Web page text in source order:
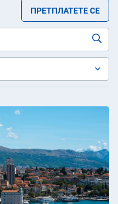
ПРЕТПЛАТЕТЕ СЕ